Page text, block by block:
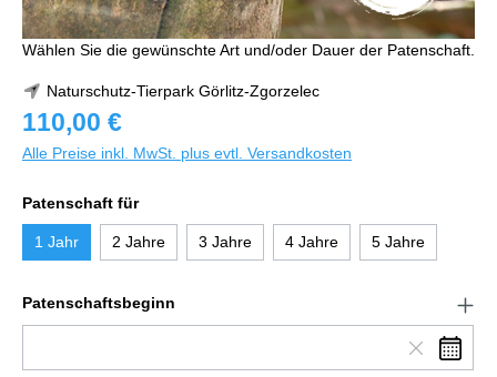
Wählen Sie die gewünschte Art und/oder Dauer der Patenschaft.
Naturschutz-Tierpark Görlitz-Zgorzelec
110,00 €
Alle Preise inkl. MwSt. plus evtl. Versandkosten
Patenschaft für
1 Jahr 2 Jahre 3 Jahre 4 Jahre 5 Jahre
Patenschaftsbeginn